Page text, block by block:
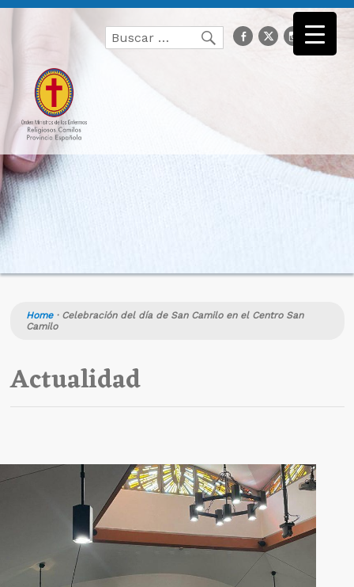
Buscar
por:
Buscarfacebook
Twitter
Home· Celebración del día de San Camilo en el Centro San
Camilo
Actualidad